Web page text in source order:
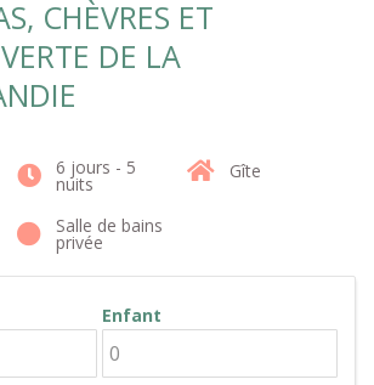
CHÈVRES ET
DE LA
6 jours - 5
nuits
Gîte
Salle de bains
privée
Enfant